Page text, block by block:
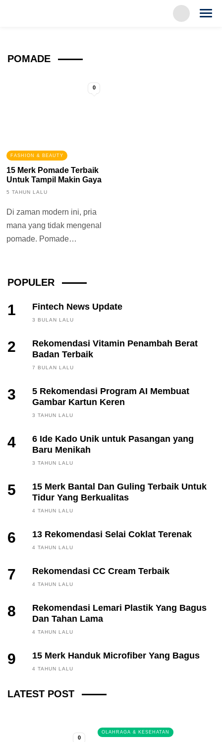
POMADE
0
FASHION & BEAUTY
15 Merk Pomade Terbaik
Untuk Tampil Makin Gaya
5 TAHUN LALU
Di zaman modern ini, pria
mana yang tidak mengenal
pomade. Pomade
POPULER
1 Fintech News Update
3 BULAN LALU
2
Rekomendasi Vitamin Penambah Berat
Badan Terbaik
7 BULAN LALU
3
5 Rekomendasi Program AI Membuat
Gambar Kartun Keren
3 TAHUN LALU
4
6 Ide Kado Unik untuk Pasangan yang
Baru Menikah
3 TAHUN LALU
5
15 Merk Bantal Dan Guling Terbaik Untuk
Tidur Yang Berkualitas
4 TAHUN LALU
6 13 Rekomendasi Selai Coklat Terenak
4 TAHUN LALU
7 Rekomendasi CC Cream Terbaik
4 TAHUN LALU
8
Rekomendasi Lemari Plastik Yang Bagus
Dan Tahan Lama
4 TAHUN LALU
9 15 Merk Handuk Microfiber Yang Bagus
4 TAHUN LALU
LATEST POST
FINANCE, INVESTING
3 BULAN LALU
0
OLAHRAGA & KESEHATAN